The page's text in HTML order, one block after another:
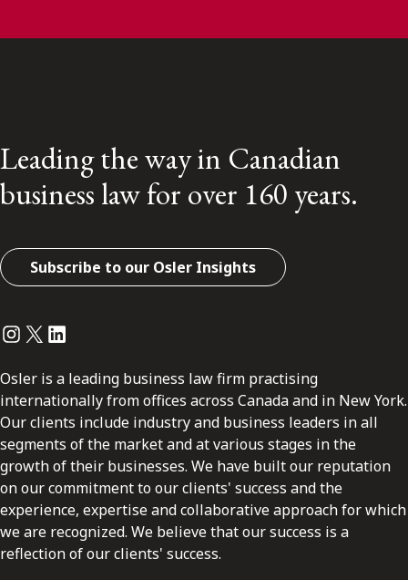
Leading the way in Canadian
business law for over 160 years.
Subscribe to our Osler Insights
Instagram
Twitter
LinkedIn
Osler is a leading business law firm practising
internationally from offices across Canada and in New York.
Our clients include industry and business leaders in all
segments of the market and at various stages in the
growth of their businesses. We have built our reputation
on our commitment to our clients' success and the
experience, expertise and collaborative approach for which
we are recognized. We believe that our success is a
reflection of our clients' success.